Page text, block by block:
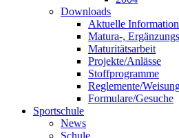
Downloads
Aktuelle
Matura-,
Maturitätsarbeit
Projekte/Anlässe
Stoffprogramme
Reglemente/
Formulare/Gesuche
Sportschule
News